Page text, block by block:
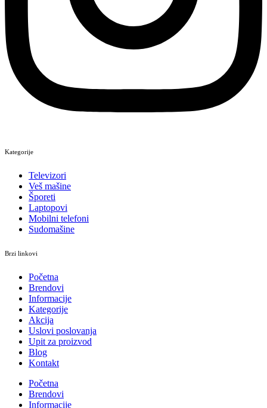
Kategorije
Televizori
Veš mašine
Šporeti
Laptopovi
Mobilni telefoni
Sudomašine
Brzi linkovi
Početna
Brendovi
Informacije
Kategorije
Akcija
Uslovi poslovanja
Upit za proizvod
Blog
Kontakt
Početna
Brendovi
Informacije